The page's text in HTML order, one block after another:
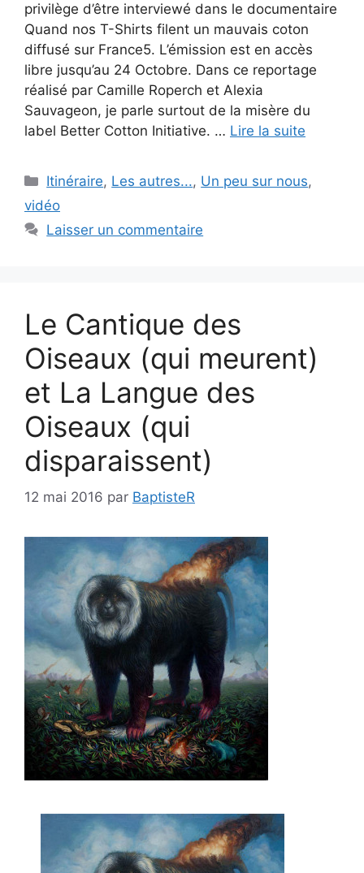
privilège d’être interviewé dans le documentaire
Quand nos T-Shirts filent un mauvais coton
diffusé sur France5. L’émission est en accès
libre jusqu’au 24 Octobre. Dans ce reportage
réalisé par Camille Roperch et Alexia
Sauvageon, je parle surtout de la misère du
label Better Cotton Initiative. … Lire la suite
Catégories
Itinéraire, Les autres..., Un peu sur nous,
vidéo
Laisser un commentaire
Le Cantique des
Oiseaux (qui meurent)
et La Langue des
Oiseaux (qui
disparaissent)
12 mai 2016 par BaptisteR